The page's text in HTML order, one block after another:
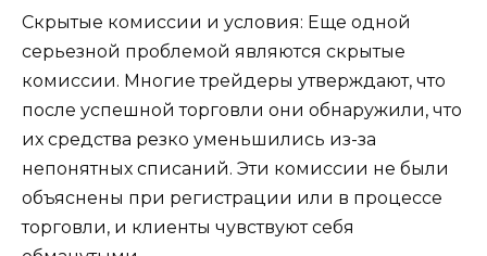
Скрытые комиссии и условия: Еще одной
серьезной проблемой являются скрытые
комиссии. Многие трейдеры утверждают, что
после успешной торговли они обнаружили, что
их средства резко уменьшились из-за
непонятных списаний. Эти комиссии не были
объяснены при регистрации или в процессе
торговли, и клиенты чувствуют себя